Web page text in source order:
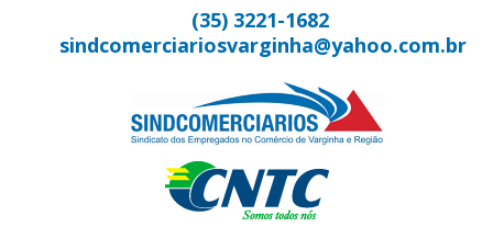
(35) 3221-1682
sindcomerciariosvarginha@yahoo.com.br